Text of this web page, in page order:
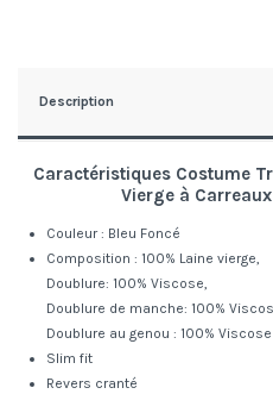
Description
Caractéristiques Costume
Vierge à
Couleur : Bleu Foncé
Composition : 100% Laine vierge,
Doublure: 100% Viscose,
Doublure de manche: 100%
Doublure au genou : 100% Viscose
Slim fit
Revers cranté